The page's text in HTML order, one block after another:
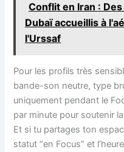
Conflit en Iran :
Dubaï accueillis à
l'Urssaf
Pour les profils très
bande-son neutre, type
uniquement pendant le
par minute pour soutenir
Et si tu partages ton
statut “en Focus” et